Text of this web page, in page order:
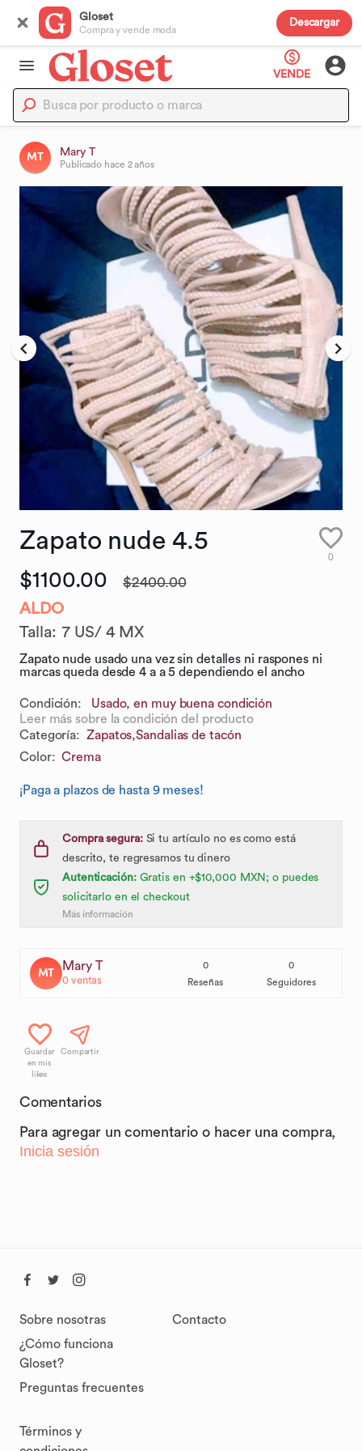
Gloset
Compra y vende moda
Descargar
VENDE
MT Mary T
Publicado hace 2 años
Zapato nude 4.5
0
$1100.00 $2400.00
ALDO
Talla: 7 US/ 4 MX
Zapato nude usado una vez sin detalles ni raspones ni
marcas queda desde 4 a a 5 dependiendo el ancho
Condición:
Usado, en muy buena condición
Leer más sobre la condición del producto
Categoría: Zapatos,Sandalias de tacón
Color: Crema
¡Paga a plazos de hasta 9 meses!
Compra segura:Si tu artículo no es como está
descrito, te regresamos tu dinero
Autenticación:Gratis en +$10,000 MXN; o puedes
solicitarlo en el checkout
Más información
MT Mary T
0ventas
0
Reseñas
0
Seguidores
Guardar
en mis
likes
Compartir
Comentarios
Para agregar un comentario o hacer una compra,
Inicia sesión
Sobre nosotras
¿Cómo funciona
Gloset?
Preguntas frecuentes
Contacto
Términos y